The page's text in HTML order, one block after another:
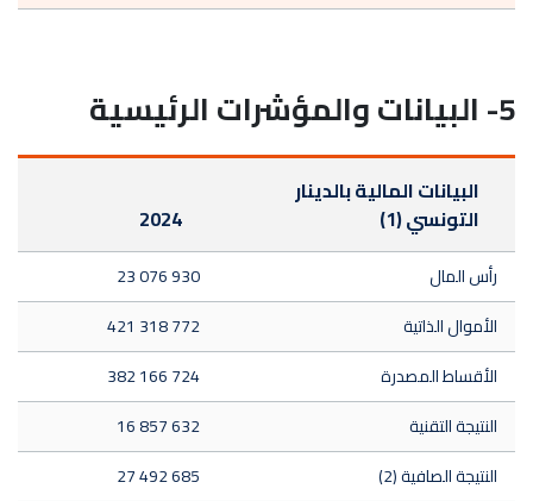
5- البيانات والمؤشرات الرئيسية
البيانات المالية بالدينار
التونسي (1)
2024
رأس المال
23 076 930
الأموال الذاتية
421 318 772
الأقساط المصدرة
382 166 724
النتيجة التقنية
16 857 632
النتيجة الصافية (2)
27 492 685